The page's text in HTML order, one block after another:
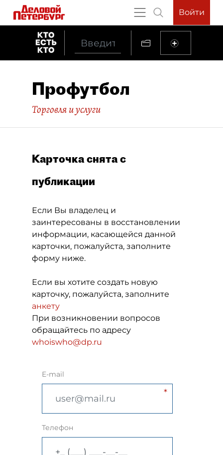
Войти
Профутбол
Торговля и услуги
Карточка снята с
публикации
Если Вы владелец и
заинтересованы в восстановлении
информации, касающейся данной
карточки, пожалуйста, заполните
форму ниже.
Если вы хотите создать новую
карточку, пожалуйста, заполните
анкету
При возникновении вопросов
обращайтесь по адресу
whoiswho@dp.ru
E-mail
Телефон